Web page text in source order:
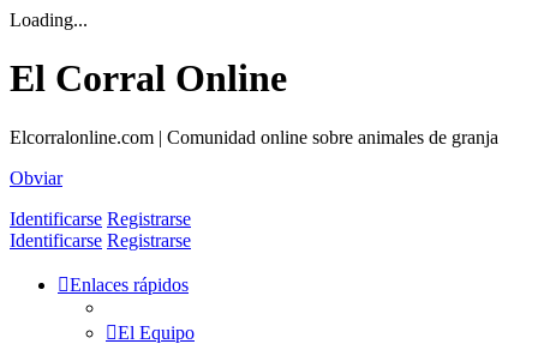
Loading...
El Corral Online
Elcorralonline.com | Comunidad online sobre animales de granja
Obviar
Identificarse Registrarse
Identificarse Registrarse
Enlaces rápidos
El Equipo